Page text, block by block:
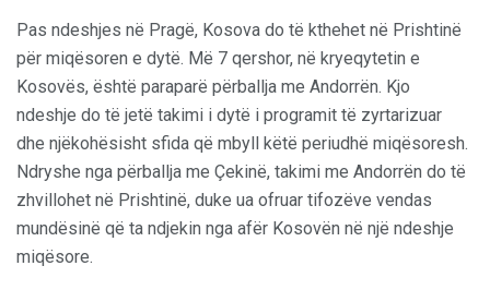
Pas ndeshjes në Pragë, Kosova do të kthehet në Prishtinë
për miqësoren e dytë. Më 7 qershor, në kryeqytetin e
Kosovës, është paraparë përballja me Andorrën. Kjo
ndeshje do të jetë takimi i dytë i programit të zyrtarizuar
dhe njëkohësisht sfida që mbyll këtë periudhë miqësoresh.
Ndryshe nga përballja me Çekinë, takimi me Andorrën do të
zhvillohet në Prishtinë, duke ua ofruar tifozëve vendas
mundësinë që ta ndjekin nga afër Kosovën në një ndeshje
miqësore.